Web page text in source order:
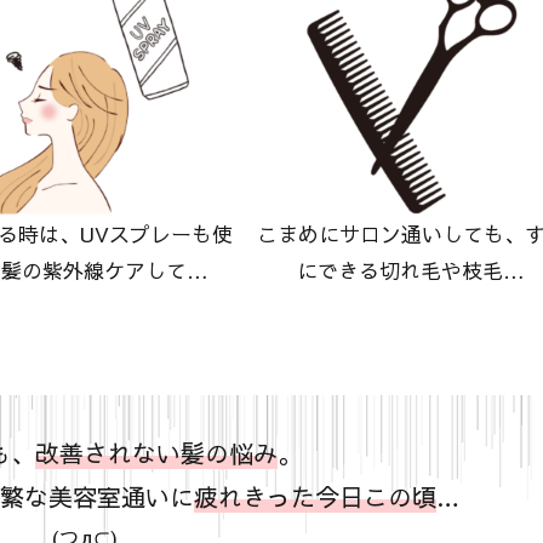
時は、UVスプレーも使
の紫外線ケアして…
こまめにサロン通いしても、
にできる切れ毛や枝毛…
改善されない髪の悩み。
な美容室通いに疲れきった今日この頃…
(つд⊂)